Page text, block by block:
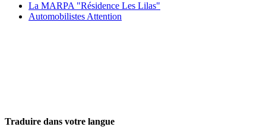
La MARPA "Résidence Les Lilas"
Automobilistes Attention
Traduire dans votre langue